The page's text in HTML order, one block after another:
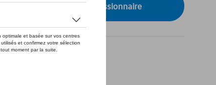
auprès de votre concessionnaire